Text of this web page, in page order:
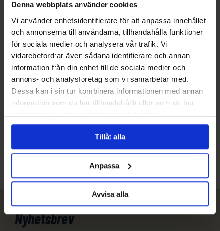
Denna webbplats använder cookies
Vi använder enhetsidentifierare för att anpassa innehållet
och annonserna till användarna, tillhandahålla funktioner
för sociala medier och analysera vår trafik. Vi
vidarebefordrar även sådana identifierare och annan
information från din enhet till de sociala medier och
annons- och analysföretag som vi samarbetar med.
Dessa kan i sin tur kombinera informationen med annan
information som du har tillhandahållit eller som de har
samlat in när du har använt deras tjänster.
Tillåt alla
Anpassa
Avvisa alla
Frågor?
Har du funderingar eller vill veta mer om denna
produkt? Ring oss!
031-301 18 18
Nyhetsbrev